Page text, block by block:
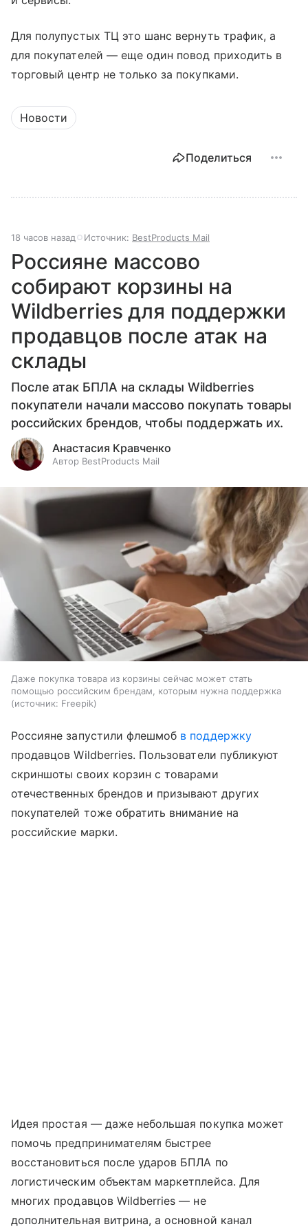
Для полупустых ТЦ это шанс вернуть трафик, а
для покупателей — еще один повод приходить в
торговый центр не только за покупками.
Новости
Поделиться
18 часов назад Источник: BestProducts Mail
Россияне массово
собирают корзины на
Wildberries для поддержки
продавцов после атак на
склады
После атак БПЛА на склады Wildberries
покупатели начали массово покупать товары
российских брендов, чтобы поддержать их.
Анастасия Кравченко
Автор BestProducts Mail
Даже покупка товара из корзины сейчас может стать
помощью российским брендам, которым нужна поддержка
источник: Freepik
Россияне запустили флешмоб в поддержку
продавцов Wildberries. Пользователи публикуют
скриншоты своих корзин с товарами
отечественных брендов и призывают других
покупателей тоже обратить внимание на
российские марки.
Идея простая — даже небольшая покупка может
помочь предпринимателям быстрее
восстановиться после ударов БПЛА по
логистическим объектам маркетплейса. Для
многих продавцов Wildberries — не
дополнительная витрина, а основной канал